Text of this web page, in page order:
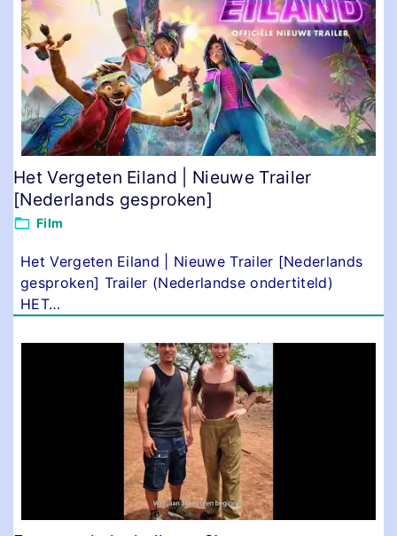
Het Vergeten Eiland | Nieuwe Trailer
[Nederlands gesproken]
Film
Het Vergeten Eiland | Nieuwe Trailer [Nederlands
gesproken] Trailer (Nederlandse ondertiteld)
HET…